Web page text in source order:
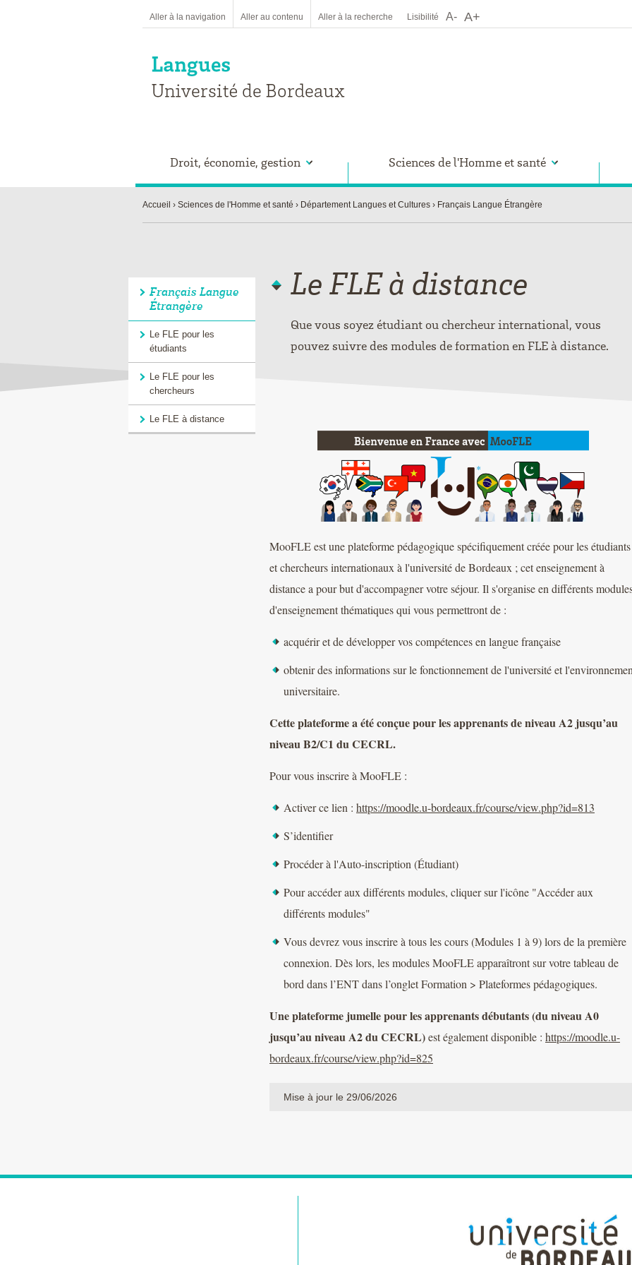
Aller à la navigation Aller au contenu Aller à la recherche Lisibilité A- A+
Droit, économie, gestion Sciences de l'Homme et santé
Accueil Sciences de l'Homme et santé Département Langues et Cultures Français Langue Étrangère
Le FLE à distance
Que vous soyez étudiant ou chercheur international, vous
pouvez suivre des modules de formation en FLE à distance.
Français Langue
Étrangère
Le FLE pour les
étudiants
Le FLE pour les
chercheurs
Le FLE à distance
MooFLE est une plateforme pédagogique spécifiquement créée pour les étudiants
et chercheurs internationaux à l'université de Bordeaux ; cet enseignement à
distance a pour but d'accompagner votre séjour. Il s'organise en différents
d'enseignement thématiques qui vous permettront de :
acquérir et de développer vos compétences en langue française
obtenir des informations sur le fonctionnement de l'université et
universitaire.
Cette plateforme a été conçue pour les apprenants de niveau A2 jusqu’au
niveau B2/C1 du CECRL.
Pour vous inscrire à MooFLE :
Activer ce lien : https://moodle.u-bordeaux.fr/course/view.php?id=813
S’identifier
Procéder à l'Auto-inscription (Étudiant)
Pour accéder aux différents modules, cliquer sur l'icône "Accéder aux
différents modules"
Vous devrez vous inscrire à tous les cours (Modules 1 à 9) lors de la première
connexion. Dès lors, les modules MooFLE apparaîtront sur votre tableau de
bord dans l’ENT dans l’onglet Formation > Plateformes pédagogiques.
Une plateforme jumelle pour les apprenants débutants (du niveau A0
jusqu’au niveau A2 du CECRL)est également disponible : https://moodle.u-
bordeaux.fr/course/view.php?id=825
Mise à jour le 29/06/2026